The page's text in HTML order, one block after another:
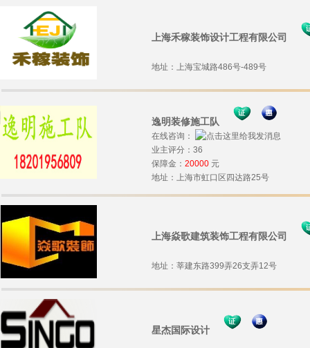
上海禾稼装饰设计工程有限公司
地址：上海宝城路486号-489号
逸明装修施工队
在线咨询：
业主评分：36
保障金： 20000 元
地址：上海市虹口区四达路25号
上海焱歌建筑装饰工程有限公司
地址：莘建东路399弄26支弄12号
星杰国际设计